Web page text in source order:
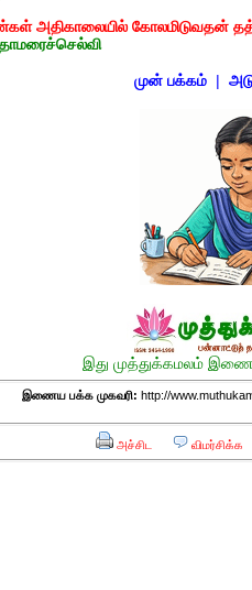
அதிகாலையில் கோலமிடுவதன்
முன் பக்கம்|
இது முத்துக்கமலம்
இணைய பக்க முகவரி: http://
அச்சிட விமர்சிக்க